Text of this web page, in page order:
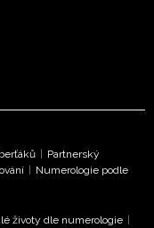
| Partnerský
| Numerologie podle
životy dle numerologie |